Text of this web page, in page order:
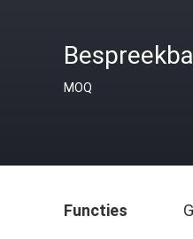
MOQ
Functies